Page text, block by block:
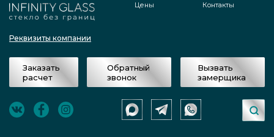
Реквизиты компании
Цены
Контакты
Заказать
расчет
Обратный
звонок
Вызвать
замерщика